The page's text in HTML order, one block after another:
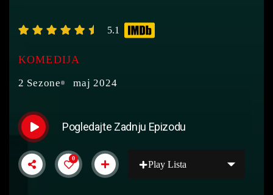
5.1
KOMEDIJA
2 Sezone maj 2024
Pogledajte Zadnju Epizodu
0
Play Lista